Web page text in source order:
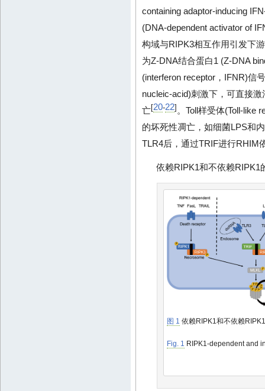
containing adaptor-inducing
(DNA-dependent activator of
构域与RIPK3相互作用引发下
为Z-DNA结合蛋白1 (Z-DNA
(interferon receptor，IFNR)信
nucleic-acid)刺激下，可直接
亡[20-22] 。Toll样受体(Toll-like
的坏死性凋亡，如细菌LPS和
TLR4后，通过TRIF进行RHIM
依赖RIPK1和不依赖RIPK1
图 1 依赖RIPK1和不依赖
Fig. 1 RIPK1-dependent and